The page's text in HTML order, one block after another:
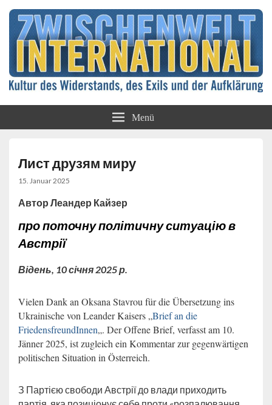
Zwischenwelt
International
Menü
Лист друзям миру
15. Januar 2025
Автор Леандер Кайзер
про поточну політичну ситуацію в
Австрії
Відень, 10 січня 2025 р.
Vielen Dank an Oksana Stavrou für die Übersetzung ins
Ukrainische von Leander Kaisers „Brief an die
FriedensfreundInnen„. Der Offene Brief, verfasst am 10.
Jänner 2025, ist zugleich ein Kommentar zur gegenwärtigen
politischen Situation in Österreich.
З Партією свободи Австрії до влади приходить